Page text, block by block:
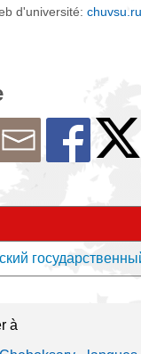
d'université: chuvsu.ru
à